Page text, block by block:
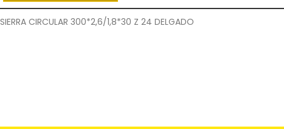
SIERRA CIRCULAR 300*2,6/1,8*30 Z 24 DELGADO